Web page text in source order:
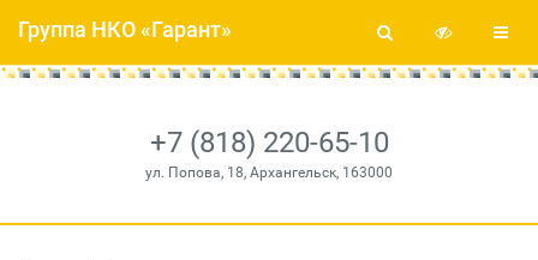
+7 (818) 220-65-10
ул. Попова, 18, Архангельск, 163000
Группа НКО «Гарант»